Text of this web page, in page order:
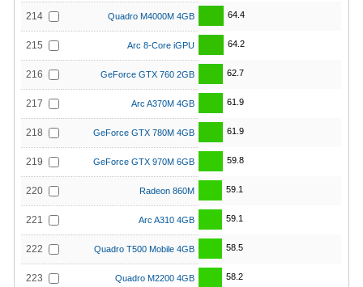
214 Quadro M4000M 4GB 64.4
215 Arc 8-Core iGPU 64.2
216 GeForce GTX 760 2GB 62.7
217 Arc A370M 4GB 61.9
218 GeForce GTX 780M 4GB 61.9
219 GeForce GTX 970M 6GB 59.8
220 Radeon 860M 59.1
221 Arc A310 4GB 59.1
222 Quadro T500 Mobile 4GB 58.5
223 Quadro M2200 4GB 58.2